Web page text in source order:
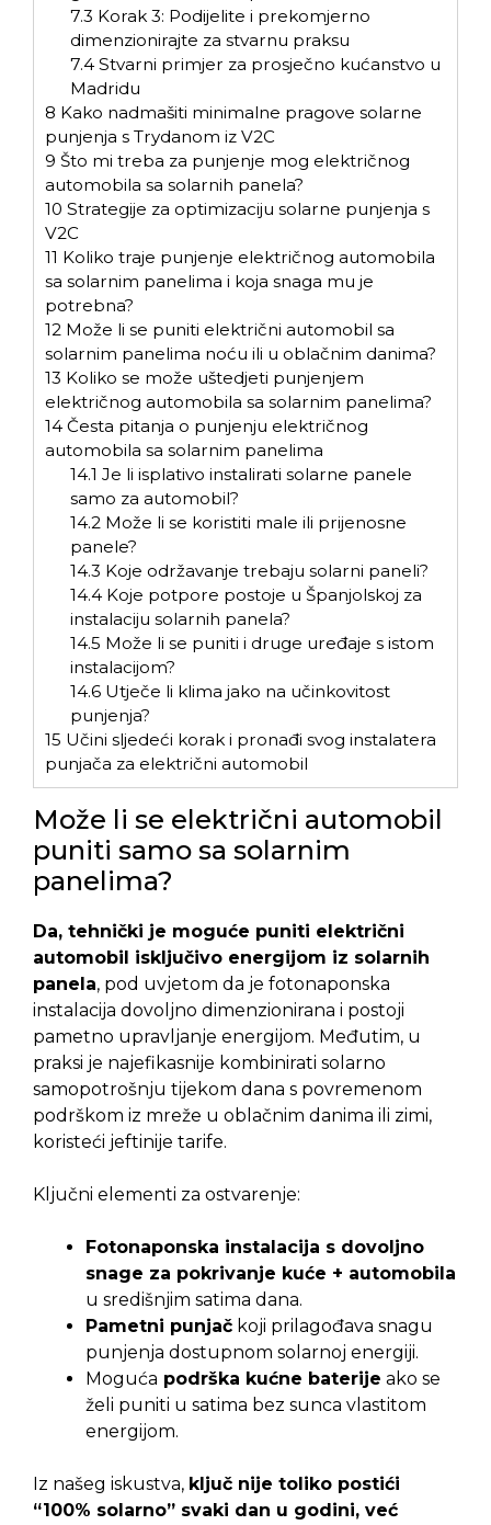
7.3 Korak 3: Podijelite i prekomjerno
dimenzionirajte za stvarnu praksu
7.4Stvarni primjer za prosječno kućanstvo u
Madridu
8 Kako nadmašiti minimalne pragove solarne
punjenja s Trydanom iz V2C
9 Što mi treba za punjenje mog električnog
automobila sa solarnih panela?
10 Strategije za optimizaciju solarne punjenja s
V2C
11 Koliko traje punjenje električnog automobila
sa solarnim panelima i koja snaga mu je
potrebna?
12 Može li se puniti električni automobil sa
solarnim panelima noću ili u oblačnim danima?
13 Koliko se može uštedjeti punjenjem
električnog automobila sa solarnim panelima?
14 Česta pitanja o punjenju električnog
automobila sa solarnim panelima
14.1 Je li isplativo instalirati solarne panele
samo za automobil?
14.2Može li se koristiti male ili prijenosne
panele?
14.3 Koje održavanje trebaju solarni paneli?
14.4Koje potpore postoje u Španjolskoj za
instalaciju solarnih panela?
14.5 Može li se puniti i druge uređaje s istom
instalacijom?
14.6Utječe li klima jako na učinkovitost
punjenja?
15 Učini sljedeći korak i pronađi svog instalatera
punjača za električni automobil
Može li se električni automobil
puniti samo sa solarnim
panelima?
Da, tehnički je moguće puniti električni
automobil isključivo energijom iz solarnih
panela, pod uvjetom da je fotonaponska
instalacija dovoljno dimenzionirana i postoji
pametno upravljanje energijom. Međutim, u
praksi je najefikasnije kombinirati solarno
samopotrošnju tijekom dana s povremenom
podrškom iz mreže u oblačnim danima ili zimi,
koristeći jeftinije tarife.
Ključni elementi za ostvarenje:
Fotonaponska instalacija s dovoljno
snage za pokrivanje kuće + automobila
u središnjim satima dana.
Pametni punjač koji prilagođava snagu
punjenja dostupnom solarnoj energiji.
Moguća podrška kućne baterije ako se
želi puniti u satima bez sunca vlastitom
energijom.
Iz našeg iskustva, ključ nije toliko postići
“100% solarno” svaki dan u godini, već